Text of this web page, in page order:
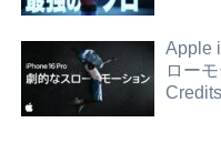
Apple
ロー